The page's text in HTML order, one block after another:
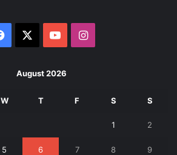
Facebook YouTubeInstagram
August 2026
W T F S S
1 2
5 6 7 8 9